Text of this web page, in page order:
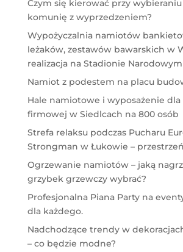
Czym się kierować przy
komunię z wyprzedzeniem?
Wypożyczalnia namiotów
leżaków, zestawów bawarskich w
realizacja na Stadionie Narodowym
Namiot z podestem na placu
Hale namiotowe i wyposażenie
firmowej w Siedlcach na 800 osób
Strefa relaksu podczas Pucharu
Strongman w Łukowie –
Ogrzewanie namiotów – jaką
grzybek grzewczy wybrać?
Profesjonalna Piana Party na
dla każdego.
Nadchodzące trendy w
– co będzie modne?